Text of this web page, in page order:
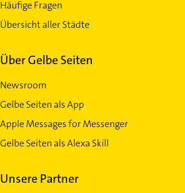
Häufige Fragen
Übersicht aller Städte
Über Gelbe Seiten
Newsroom
Gelbe Seiten als App
Apple Messages for Messenger
Gelbe Seiten als Alexa Skill
Unsere Partner